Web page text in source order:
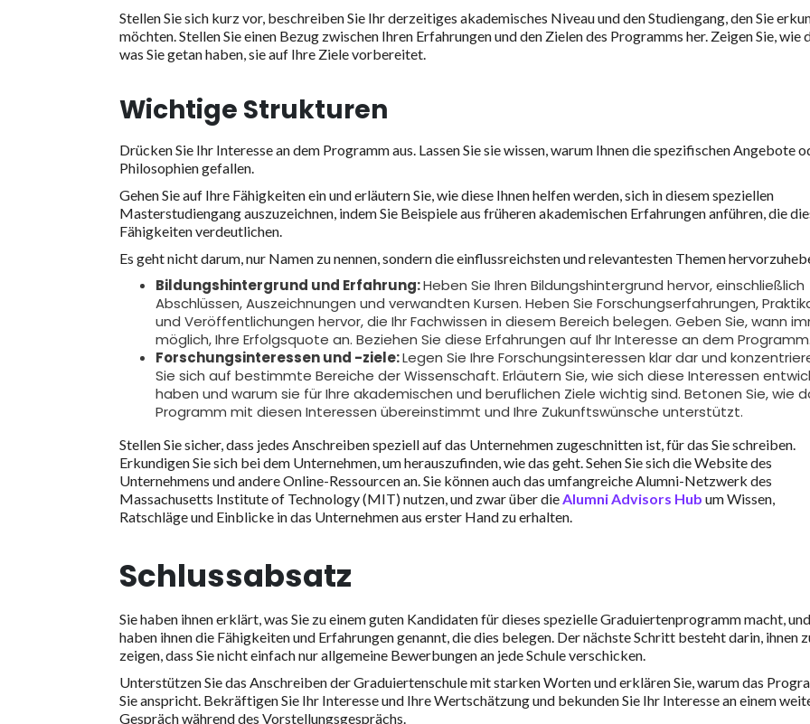
Stellen Sie sich kurz vor, beschreiben Sie Ihr derzeitiges akademisches Niveau und den Studiengang, den Sie
möchten. Stellen Sie einen Bezug zwischen Ihren Erfahrungen und den Zielen des Programms her. Zeigen Sie, wie
was Sie getan haben, sie auf Ihre Ziele vorbereitet.
Wichtige Strukturen
Drücken Sie Ihr Interesse an dem Programm aus. Lassen Sie sie wissen, warum Ihnen die spezifischen Angebote
Philosophien gefallen.
Gehen Sie auf Ihre Fähigkeiten ein und erläutern Sie, wie diese Ihnen helfen werden, sich in diesem speziellen
Masterstudiengang auszuzeichnen, indem Sie Beispiele aus früheren akademischen Erfahrungen anführen, die
Fähigkeiten verdeutlichen.
Es geht nicht darum, nur Namen zu nennen, sondern die einflussreichsten und relevantesten Themen
Bildungshintergrund und Erfahrung:Heben Sie Ihren Bildungshintergrund hervor, einschließlich
Abschlüssen, Auszeichnungen und verwandten Kursen. Heben Sie Forschungserfahrungen,
und Veröffentlichungen hervor, die Ihr Fachwissen in diesem Bereich belegen. Geben Sie, wann
möglich, Ihre Erfolgsquote an. Beziehen Sie diese Erfahrungen auf Ihr Interesse an dem Programm.
Forschungsinteressen und -ziele:Legen Sie Ihre Forschungsinteressen klar dar und
Sie sich auf bestimmte Bereiche der Wissenschaft. Erläutern Sie, wie sich diese Interessen
haben und warum sie für Ihre akademischen und beruflichen Ziele wichtig sind. Betonen Sie, wie
Programm mit diesen Interessen übereinstimmt und Ihre Zukunftswünsche unterstützt.
Stellen Sie sicher, dass jedes Anschreiben speziell auf das Unternehmen zugeschnitten ist, für das Sie schreiben.
Erkundigen Sie sich bei dem Unternehmen, um herauszufinden, wie das geht. Sehen Sie sich die Website des
Unternehmens und andere Online-Ressourcen an. Sie können auch das umfangreiche Alumni-Netzwerk des
Massachusetts Institute of Technology (MIT) nutzen, und zwar über dieAlumni Advisors Hub um Wissen,
Ratschläge und Einblicke in das Unternehmen aus erster Hand zu erhalten.
Schlussabsatz
Sie haben ihnen erklärt, was Sie zu einem guten Kandidaten für dieses spezielle Graduiertenprogramm macht, und
haben ihnen die Fähigkeiten und Erfahrungen genannt, die dies belegen. Der nächste Schritt besteht darin, ihnen
zeigen, dass Sie nicht einfach nur allgemeine Bewerbungen an jede Schule verschicken.
Unterstützen Sie das Anschreiben der Graduiertenschule mit starken Worten und erklären Sie, warum das
Sie anspricht. Bekräftigen Sie Ihr Interesse und Ihre Wertschätzung und bekunden Sie Ihr Interesse an einem
Gespräch während des Vorstellungsgesprächs.